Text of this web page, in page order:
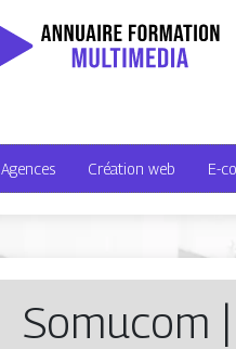
Agences Création web E-
Somucom